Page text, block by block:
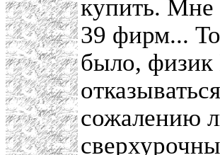
купить. Мне
39 фирм...
было,
сожалению